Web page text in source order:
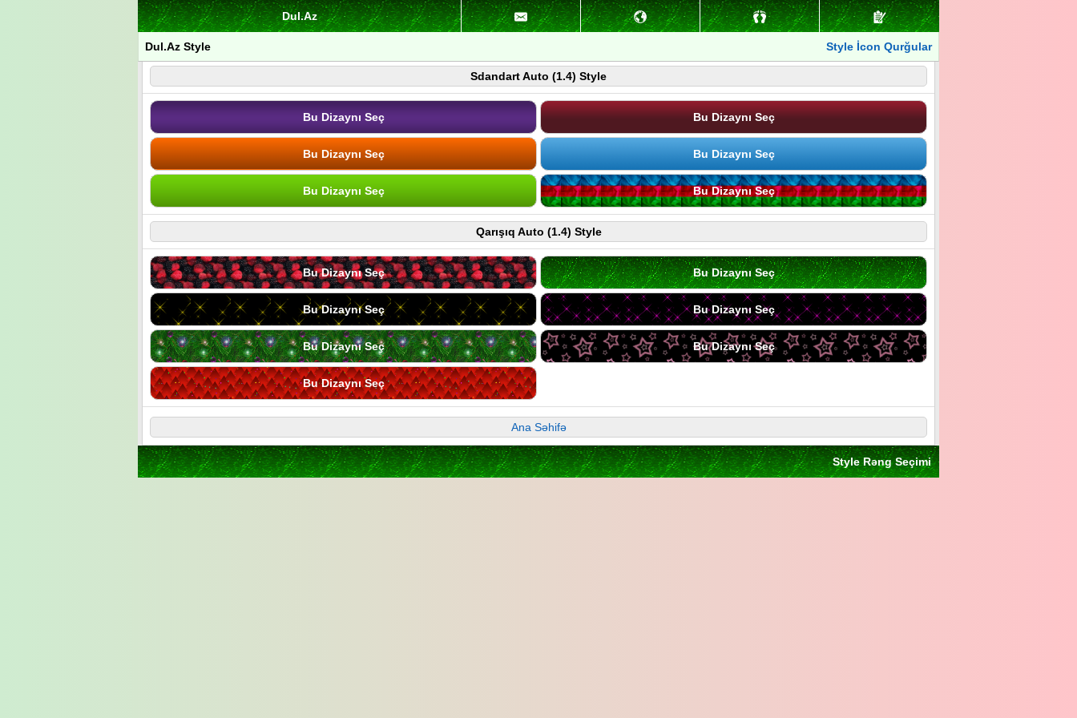
Dul.Az
Dul.Az Style Style İcon Qurğular
Sdandart Auto (1.4) Style
Bu Dizaynı Seç Bu Dizaynı Seç
Bu Dizaynı Seç Bu Dizaynı Seç
Bu Dizaynı Seç Bu Dizaynı Seç
Qarışıq Auto (1.4) Style
Bu Dizaynı Seç Bu Dizaynı Seç
Bu Dizaynı Seç Bu Dizaynı Seç
Bu Dizaynı Seç Bu Dizaynı Seç
Bu Dizaynı Seç
Ana Səhifə
Style Rəng Seçimi